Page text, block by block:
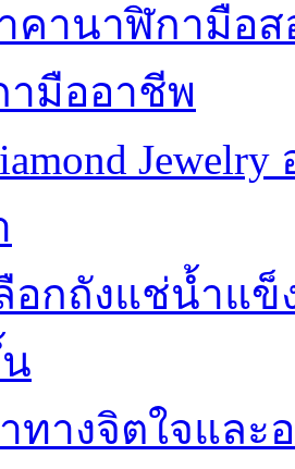
คานาฬิกามือ
มืออาชีพ
อกถังแช่น้ำแ
ทางจิตใจและ